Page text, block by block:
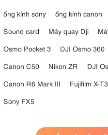
ống kính sony
ống kính canon
Sound card
Máy quay Dji
Osmo Pocket 3
DJI Osmo 360
Canon C50
Nikon ZR DJI
Canon R6 Mark III
Fujifilm X-
Sony FX5